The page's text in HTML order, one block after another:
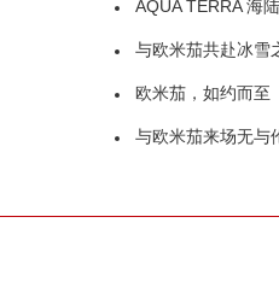
AQUA TERRA 海
与欧米茄共赴冰雪
欧米茄，如约而至
与欧米茄来场无与